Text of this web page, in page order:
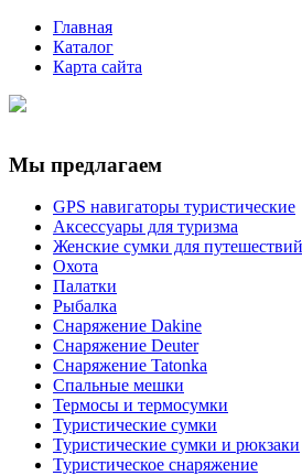
Главная
Каталог
Карта сайта
Мы предлагаем
GPS навигаторы туристические
Аксессуары для туризма
Женские сумки для путешествий
Охота
Палатки
Рыбалка
Снаряжение Dakine
Снаряжение Deuter
Снаряжение Tatonka
Спальные мешки
Термосы и термосумки
Туристические сумки
Туристические сумки и рюкзаки
Туристическое снаряжение